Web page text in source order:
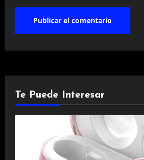
Te Puede Interesar